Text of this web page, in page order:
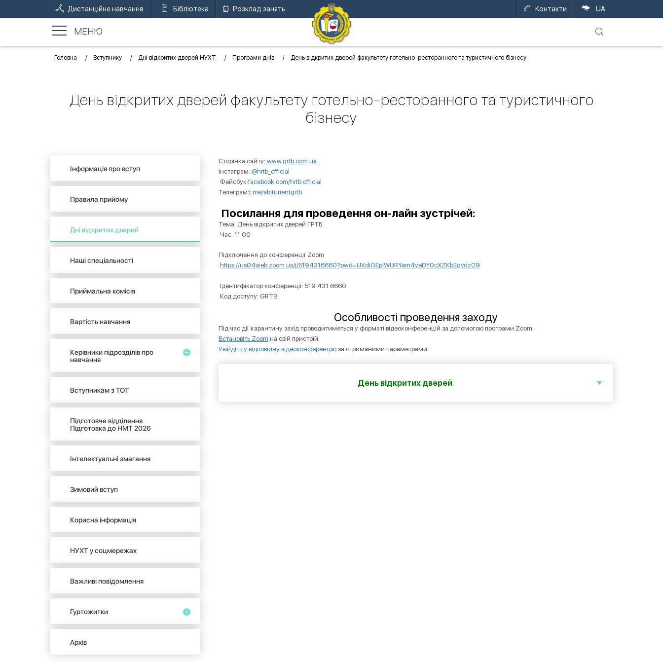
Дистанційне навчання Бібліотека Розклад занять UA
Контакти
МЕНЮ
Головна Вступнику Дні відкритих дверей НУХТ Програми днів День відкритих дверей факультету готельно-ресторанного та туристичного бізнесу
День відкритих дверей факультету готельно-ресторанного та туристичного
бізнесу
Інформація про вступ
Правила прийому
Дні відкритих дверей
Наші спеціальності
Приймальна комісія
Вартість навчання
Керівники підрозділів про
навчання
Вступникам з ТОТ
Підготовче відділення
Підготовка до НМТ 2026
Інтелектуальні змагання
Зимовий вступ
Корисна інформація
НУХТ у соцмережах
Важливі повідомлення
Гуртожитки
Архів
Сторінка сайту:www.grtb.com.ua
Інстаграм:@hrtb_official
Фейсбук:facebook.com/hrtb.official
Телеграм:t.me/abiturientgrtb
Посилання для проведення он-лайн зустрічей:
Тема: День відкритих дверей ГРТБ
Час: 11:00
Підключення до конференції Zoom
https://us04web.zoom.us/j/5194316660?pwd=UXdiOEpIWURYam4yeDY0cXZKbEgvdz09
Ідентифікатор конференції: 519 431 6660
Код доступу: GRTB
Особливості проведення заходу
Під час дії карантину захід проводитиметься у форматі відеоконференцій за допомогою програми Zoom.
Встановіть Zoom на свій пристрій.
Увійдіть у відповідну відеоконференцію за отриманими параметрами.
День відкритих дверей